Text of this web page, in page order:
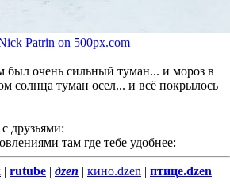
Patrin on 500px.com
был очень сильный туман... и мороз в
солнца туман осел... и всё покрылось
друзьями:
там где тебе удобнее:
| rutube | дzen | кино.dzen | птице.dzen